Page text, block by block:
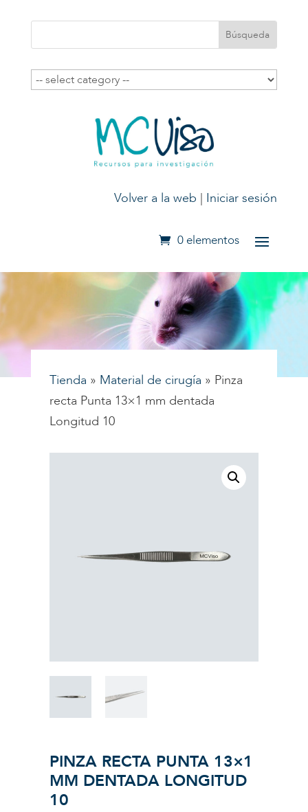
Volver a la web | Iniciar sesión
0 elementos
Tienda » Material de cirugía » Pinza
recta Punta 13×1 mm dentada
Longitud 10
PINZA RECTA PUNTA 13×1
MM DENTADA LONGITUD
10